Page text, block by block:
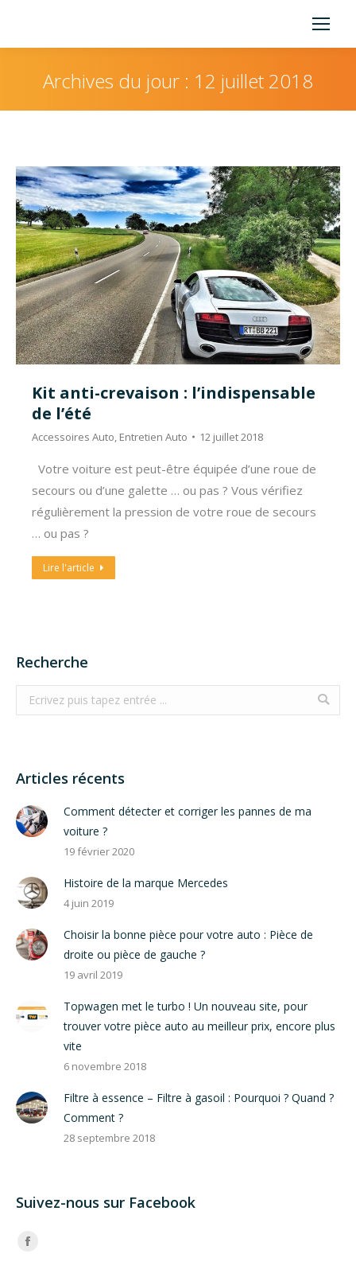
Archives du jour : 12 juillet 2018
Kit anti-crevaison : l’indispensable
de l’été
Accessoires Auto, Entretien Auto 12 juillet 2018
Votre voiture est peut-être équipée d’une roue de
secours ou d’une galette … ou pas ? Vous vérifiez
régulièrement la pression de votre roue de secours
… ou pas ?
Lire l'article
Recherche
Search:
Articles récents
Comment détecter et corriger les pannes de ma
voiture ?
19 février 2020
Histoire de la marque Mercedes
4 juin 2019
Choisir la bonne pièce pour votre auto : Pièce de
droite ou pièce de gauche ?
19 avril 2019
Topwagen met le turbo ! Un nouveau site, pour
trouver votre pièce auto au meilleur prix, encore plus
vite
6 novembre 2018
Filtre à essence – Filtre à gasoil : Pourquoi ? Quand ?
Comment ?
28 septembre 2018
Suivez-nous sur Facebook
Trouvez nous sur :
Facebook